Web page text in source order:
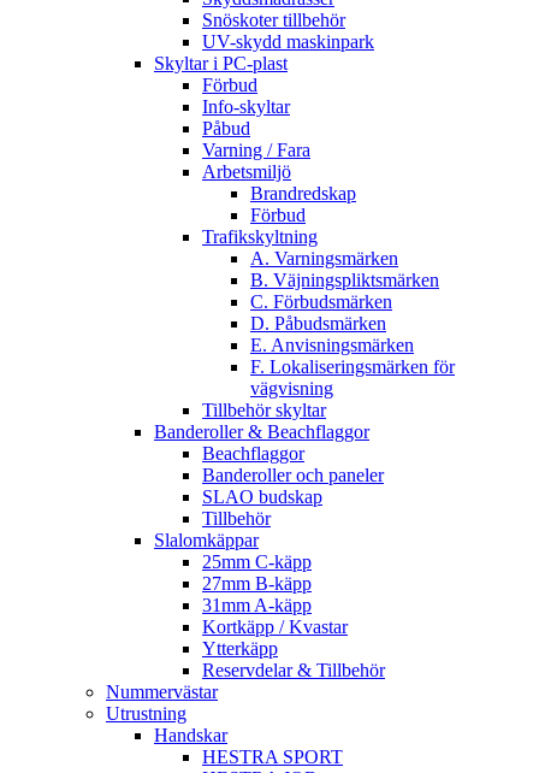
Snöskoter tillbehör
UV-skydd maskinpark
Skyltar i PC-plast
Förbud
Info-skyltar
Påbud
Varning / Fara
Arbetsmiljö
Brandredskap
Förbud
Trafikskyltning
A. Varningsmärken
B. Väjningspliktsmärken
C. Förbudsmärken
D. Påbudsmärken
E. Anvisningsmärken
F. Lokaliseringsmärken för
vägvisning
Tillbehör skyltar
Banderoller & Beachflaggor
Beachflaggor
Banderoller och paneler
SLAO budskap
Tillbehör
Slalomkäppar
25mm C-käpp
27mm B-käpp
31mm A-käpp
Kortkäpp / Kvastar
Ytterkäpp
Reservdelar & Tillbehör
Nummervästar
Utrustning
Handskar
HESTRA SPORT